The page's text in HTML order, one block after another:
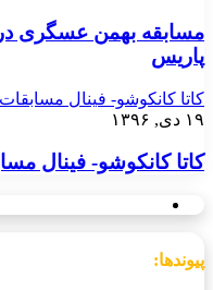
پاریس
کاتا کانکوشو- فینال مسابقات
۱۹ دی, ۱۳۹۶
کاتا کانکوشو- فینال
پیوندها: